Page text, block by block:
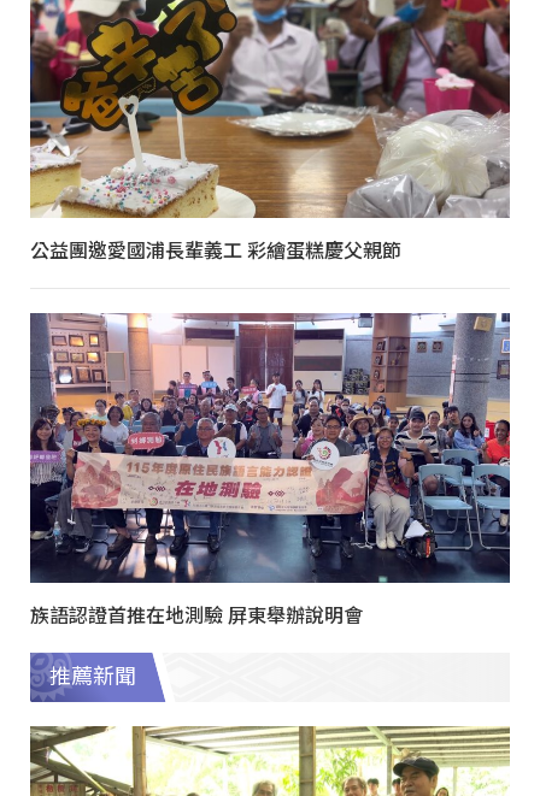
公益團邀愛國浦長輩義工 彩繪蛋糕慶父親節
族語認證首推在地測驗 屏東舉辦說明會
推薦新聞